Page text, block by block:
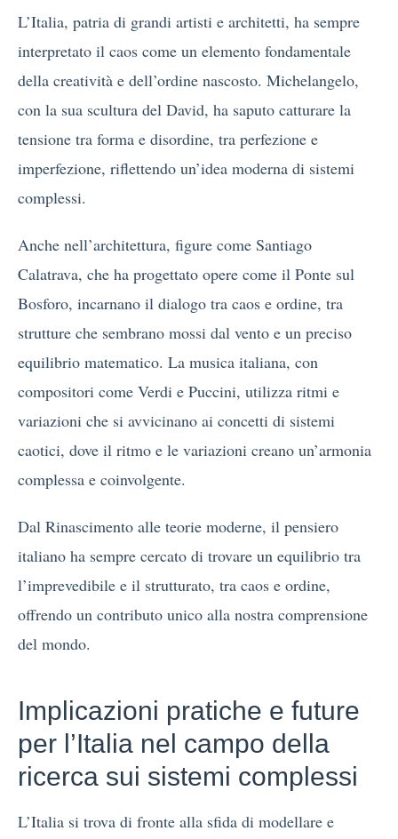
L’Italia, patria di grandi artisti e architetti, ha sempre
interpretato il caos come un elemento fondamentale
della creatività e dell’ordine nascosto. Michelangelo,
con la sua scultura del David, ha saputo catturare la
tensione tra forma e disordine, tra perfezione e
imperfezione, riflettendo un’idea moderna di sistemi
complessi.
Anche nell’architettura, figure come Santiago
Calatrava, che ha progettato opere come il Ponte sul
Bosforo, incarnano il dialogo tra caos e ordine, tra
strutture che sembrano mossi dal vento e un preciso
equilibrio matematico. La musica italiana, con
compositori come Verdi e Puccini, utilizza ritmi e
variazioni che si avvicinano ai concetti di sistemi
caotici, dove il ritmo e le variazioni creano un’armonia
complessa e coinvolgente.
Dal Rinascimento alle teorie moderne, il pensiero
italiano ha sempre cercato di trovare un equilibrio tra
l’imprevedibile e il strutturato, tra caos e ordine,
offrendo un contributo unico alla nostra comprensione
del mondo.
Implicazioni pratiche e future
per l’Italia nel campo della
ricerca sui sistemi complessi
L’Italia si trova di fronte alla sfida di modellare e